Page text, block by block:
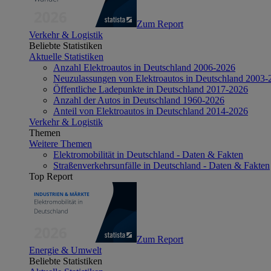
Zum Report
Verkehr & Logistik
Beliebte Statistiken
Aktuelle Statistiken
Anzahl Elektroautos in Deutschland 2006-2026
Neuzulassungen von Elektroautos in Deutschland 2003-
Öffentliche Ladepunkte in Deutschland 2017-2026
Anzahl der Autos in Deutschland 1960-2026
Anteil von Elektroautos in Deutschland 2014-2026
Verkehr & Logistik
Themen
Weitere Themen
Elektromobilität in Deutschland - Daten & Fakten
Straßenverkehrsunfälle in Deutschland - Daten & Fakten
Top Report
Zum Report
Energie & Umwelt
Beliebte Statistiken